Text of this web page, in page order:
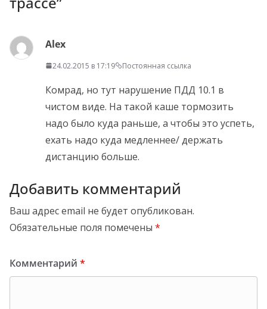
Alex
24.02.2015 в 17:19 Постоянная ссылка
Комрад, но тут нарушение ПДД 10.1 в
чистом виде. На такой каше тормозить
надо было куда раньше, а чтобы это успеть,
ехать надо куда медленнее/ держать
дистанцию больше.
Добавить комментарий
Ваш адрес email не будет опубликован.
Обязательные поля помечены *
Комментарий *